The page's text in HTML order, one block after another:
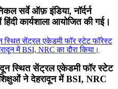
सर्वे ऑफ़ इंडिया, नॉर्दर्न
कार्यशाला आयोजित की गई।
स्थित सेंट्रल एकेडमी फॉर स्टेट
ने देहरादून में BSI, NRC